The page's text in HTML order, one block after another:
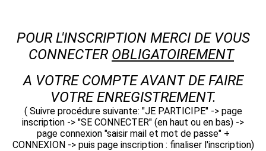
POUR L'INSCRIPTION MERCI DE VOUS
CONNECTER OBLIGATOIREMENT
A VOTRE COMPTE AVANT DE FAIRE
VOTRE ENREGISTREMENT.
( Suivre procédure suivante: "JE PARTICIPE" -> page
inscription -> "SE CONNECTER" (en haut ou en bas) ->
page connexion "saisir mail et mot de passe" +
CONNEXION -> puis page inscription : finaliser l'inscription)